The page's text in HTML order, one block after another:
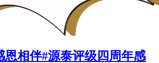
恩相伴#源泰评级四周年感